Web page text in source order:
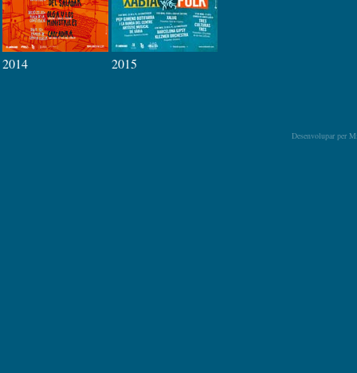
2014 2015
Desenvolupar per